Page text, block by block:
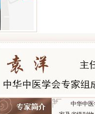
中华中